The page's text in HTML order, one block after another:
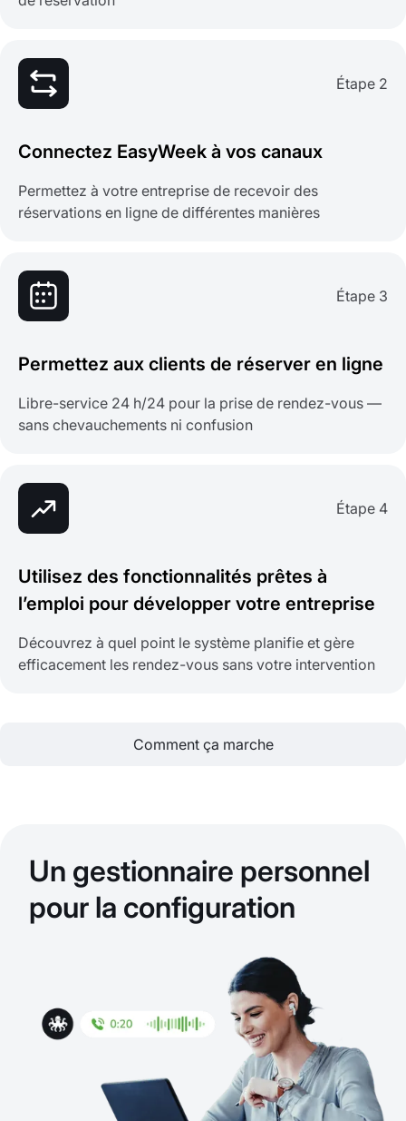
Étape 2
Connectez EasyWeek à vos canaux
Permettez à votre entreprise de recevoir des
réservations en ligne de différentes manières
Étape 3
Permettez aux clients de réserver en ligne
Libre-service 24 h/24 pour la prise de rendez-vous —
sans chevauchements ni confusion
Étape 4
Utilisez des fonctionnalités prêtes à
l’emploi pour développer votre entreprise
Découvrez à quel point le système planifie et gère
efficacement les rendez-vous sans votre intervention
Comment ça marche
Un gestionnaire personnel
pour la configuration